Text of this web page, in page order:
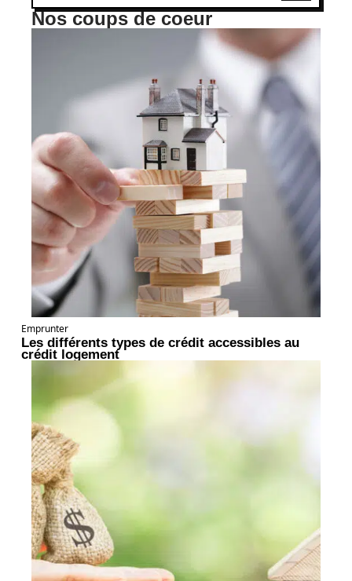
Nos coups de coeur
Emprunter
Les différents types de crédit accessibles au
crédit logement